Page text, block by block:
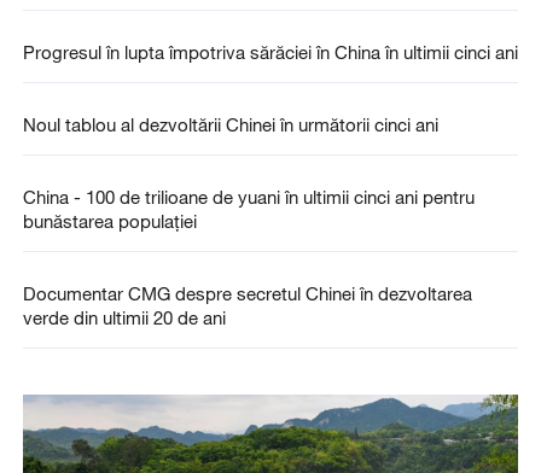
Progresul în lupta împotriva sărăciei în China în ultimii cinci ani
Noul tablou al dezvoltării Chinei în următorii cinci ani
China - 100 de trilioane de yuani în ultimii cinci ani pentru
bunăstarea populației
Documentar CMG despre secretul Chinei în dezvoltarea
verde din ultimii 20 de ani